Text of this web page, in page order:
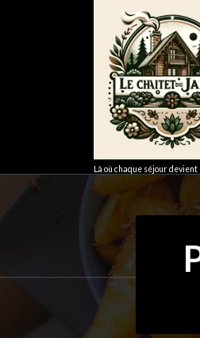
Là où chaque séjour